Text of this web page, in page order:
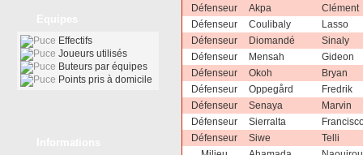
Défenseur
Akpa
Clément
Défenseur
Coulibaly
Lasso
Défenseur
Diomandé
Sinaly
Défenseur
Mensah
Gideon
Défenseur
Okoh
Bryan
Défenseur
Oppegård
Fredrik
Défenseur
Senaya
Marvin
Défenseur
Sierralta
Défenseur
Siwe
Telli
Effectifs
Joueurs utilisés
Buteurs par équipes
Points pris à domicile